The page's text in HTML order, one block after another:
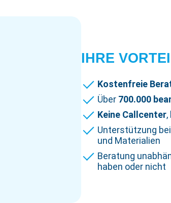
IHRE
Kostenfreie
Über 700.000
Keine Callcenter
Unterstützung
und Materialien
Beratung
haben oder nicht